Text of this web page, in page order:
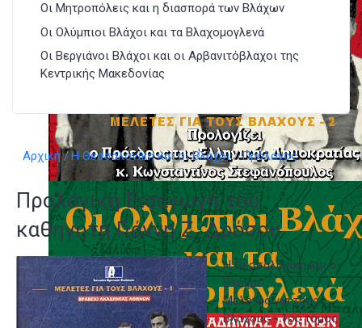
Οι Μητροπόλεις και η διασπορά των Βλάχων
Οι Ολύμπιοι Βλάχοι και τα Βλαχομογλενά
Οι Βεργιάνοι Βλάχοι και οι Αρβανιτόβλαχοι της
Κεντρικής Μακεδονίας
Αρχική Η Θεσσαλονίκη και οι Βλάχοι Πρόλογος
Προλογική Εισαγωγή του
καθηγητή Γιάννη Ζ. Δρόσου
Η Θεσσαλονίκη και οι
Βλάχοι
Μελέτες για τους
Βλάχους - 1ος τόμος